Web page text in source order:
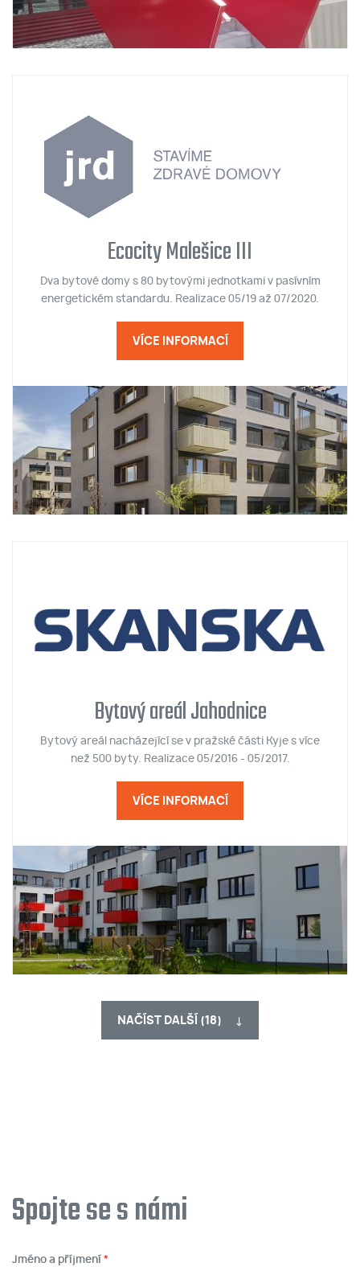
Ecocity Malešice III
Dva bytové domy s 80 bytovými jednotkami v pasívním
energetickém standardu. Realizace 05/19 až 07/2020.
VÍCE INFORMACÍ
Bytový areál Jahodnice
Bytový areál nacházející se v pražské části Kyje s více
než 500 byty. Realizace 05/2016 - 05/2017.
VÍCE INFORMACÍ
NAČÍST DALŠÍ (18)
Spojte se s námi
Jméno a příjmení